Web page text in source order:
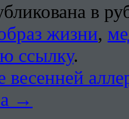
в
жизни,
ссылку.
весенней
→